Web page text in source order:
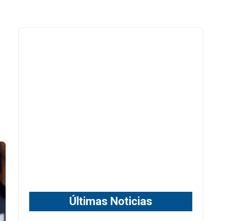
Últimas Noticias